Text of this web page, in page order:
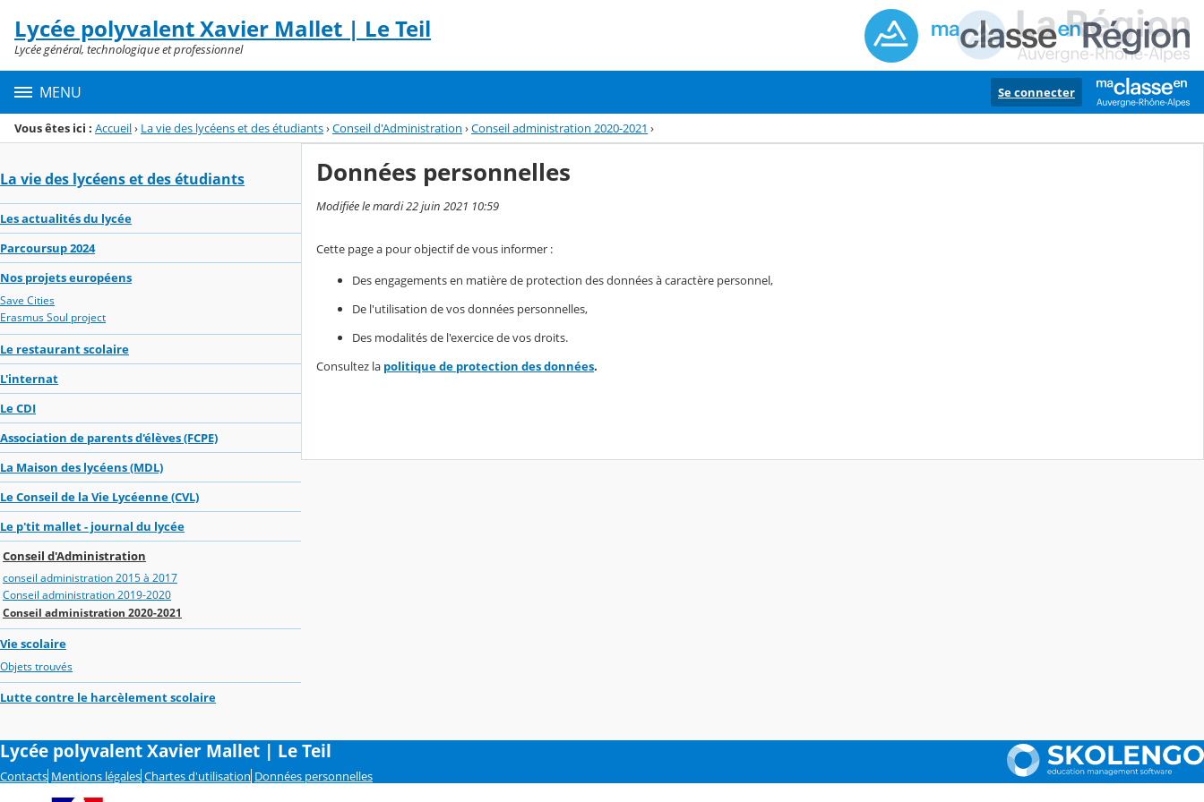
Menu de la rubrique
Contenu
Lycée polyvalent Xavier Mallet | Le Teil
Lycée général, technologique et professionnel
MENU Se connecter
Vous êtes ici : Accueil› La vie des lycéens et des étudiants›Conseil d'Administration ›Conseil administration 2020-2021 ›
La vie des lycéens et des étudiants
Les actualités du lycée
Parcoursup 2024
Nos projets européens
Save Cities
Erasmus Soul project
Le restaurant scolaire
L'internat
Le CDI
Association de parents d'élèves (FCPE)
La Maison des lycéens (MDL)
Le Conseil de la Vie Lycéenne (CVL)
Le p'tit mallet - journal du lycée
Conseil d'Administration
conseil administration 2015 à 2017
Conseil administration 2019-2020
Conseil administration 2020-2021
Vie scolaire
Objets trouvés
Lutte contre le harcèlement scolaire
Données personnelles
Modifiée le mardi 22 juin 2021 10:59
Cette page a pour objectif de vous informer :
Des engagements en matière de protection des données à caractère personnel,
De l'utilisation de vos données personnelles,
Des modalités de l'exercice de vos droits.
Consultez la politique de protection des données.
Lycée polyvalent Xavier Mallet | Le Teil
Contacts Mentions légales Chartes d'utilisation Données personnelles